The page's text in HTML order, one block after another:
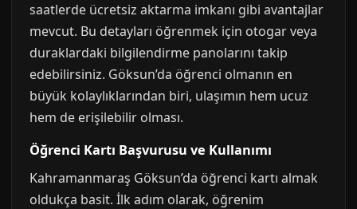
saatlerde ücretsiz aktarma imkanı gibi avantajlar
mevcut. Bu detayları öğrenmek için otogar veya
duraklardaki bilgilendirme panolarını takip
edebilirsiniz. Göksun’da öğrenci olmanın en
büyük kolaylıklarından biri, ulaşımın hem ucuz
hem de erişilebilir olması.
Öğrenci Kartı Başvurusu ve Kullanımı
Kahramanmaraş Göksun’da öğrenci kartı almak
oldukça basit. İlk adım olarak, öğrenim